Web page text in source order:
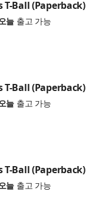
T-Ball (Paperback)
늘 출고 가능
T-Ball (Paperback)
늘 출고 가능
T-Ball (Paperback)
늘 출고 가능